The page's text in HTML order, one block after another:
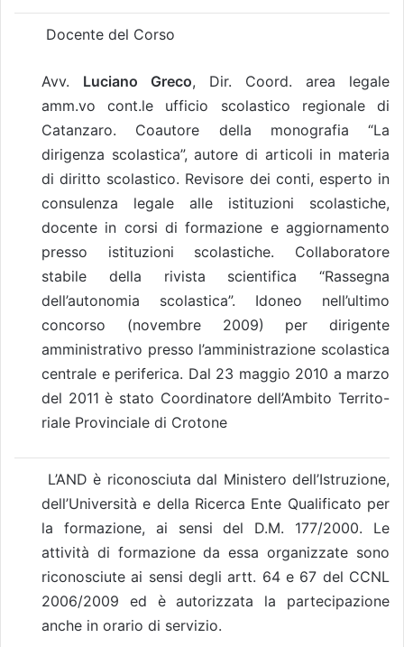
Docente del Corso
Avv. Luciano Greco, Dir. Coord. area legale
amm.vo cont.le ufficio scolastico regionale di
Catanzaro. Coautore della monografia “La
dirigenza scolastica”, autore di articoli in materia
di diritto scolastico. Revisore dei conti, esperto in
consulenza legale alle istituzioni scolastiche,
docente in corsi di formazione e aggiornamento
presso istituzioni scolastiche. Collaboratore
stabile della rivista scientifica “Rassegna
dell’autonomia scolastica”. Idoneo nell’ultimo
concorso (novembre 2009) per dirigente
amministrativo presso l’amministrazione scolastica
centrale e periferica. Dal 23 maggio 2010 a marzo
del 2011 è stato Coordinatore dell’Ambito Territo-
riale Provinciale di Crotone
L’AND è riconosciuta dal Ministero dell’Istruzione,
dell’Università e della Ricerca Ente Qualificato per
la formazione, ai sensi del D.M. 177/2000. Le
attività di formazione da essa organizzate sono
riconosciute ai sensi degli artt. 64 e 67 del CCNL
2006/2009 ed è autorizzata la partecipazione
anche in orario di servizio.